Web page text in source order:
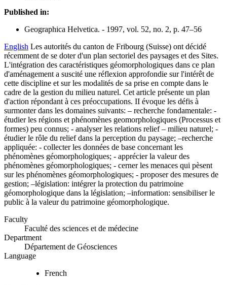
Published in:
Geographica Helvetica. - 1997, vol. 52, no. 2, p. 47–56
English Les autorités du canton de Fribourg (Suisse) ont décidé
récemment de se doter d'un plan sectoriel des paysages et des Sites.
L'intégration des caractéristiques géomorphologiques dans ce plan
d'aménagement a suscité une réflexion approfondie sur l'intérêt de
cette discipline et sur les modalités de sa prise en compte dans le
cadre de la gestion du milieu naturel. Cet article présente un plan
d'action répondant à ces préoccupations. II évoque les défis à
surmonter dans les domaines suivants: – recherche fondamentale: -
étudier les régions et phénomènes geomorphologiques (Processus et
formes) peu connus; - analyser les relations relief – milieu naturel; -
étudier le rôle du relief dans la perception du paysage; –recherche
appliquée: - collecter les données de base concernant les
phénomènes géomorphologiques; - apprécier la valeur des
phénomènes géomorphologiques; - cerner les menaces qui pèsent
sur les phénomènes géomorphologiques; - proposer des mesures de
gestion; –législation: intégrer la protection du patrimoine
géomorphologique dans la législation; –information: sensibiliser le
public à la valeur du patrimoine géomorphologique.
Faculty
Faculté des sciences et de médecine
Department
Département de Géosciences
Language
French